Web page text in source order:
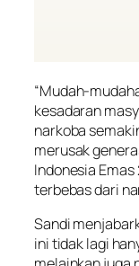
“Mudah-
kesadaran
narkoba
merusak
Indonesia
terbebas dari
Sandi
ini tidak lagi